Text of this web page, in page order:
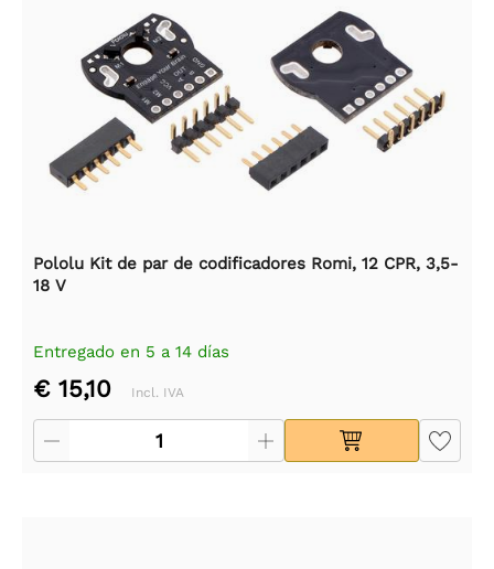
Pololu Kit de par de codificadores Romi, 12 CPR, 3,5-
18 V
Entregado en 5 a 14 días
€ 15,10 Incl. IVA